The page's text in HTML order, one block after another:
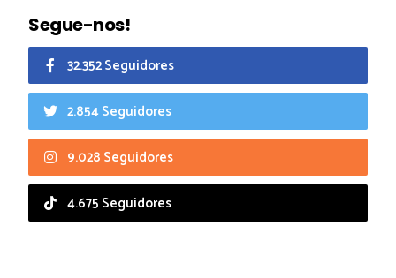
Segue-nos!
32.352 Seguidores
2.854 Seguidores
9.028 Seguidores
4.675 Seguidores